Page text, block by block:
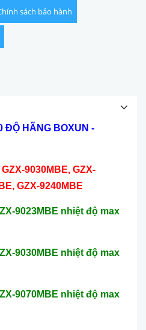
sách bảo hành
ĐỘ HÃNG BOXUN -
9030MBE, GZX-
GZX-9240MBE
9023MBE nhiệt độ max
9030MBE nhiệt độ max
9070MBE nhiệt độ max